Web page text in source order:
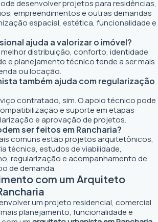
desenvolver projetos para residências,
empreendimentos e outras demandas
espacial, estética, funcionalidade e
ajuda a valorizar o imóvel?
melhor distribuição, conforto, identidade
e planejamento técnico tende a ser mais
ou locação.
também ajuda com regularização
contratado, sim. O apoio técnico pode
e suporte em etapas
e aprovação de projetos.
ser feitos em Rancharia?
comuns estão projetos arquitetônicos,
técnica, estudos de viabilidade,
regularização e acompanhamento de
de demanda.
com um Arquiteto
um projeto residencial, comercial
planejamento, funcionalidade e